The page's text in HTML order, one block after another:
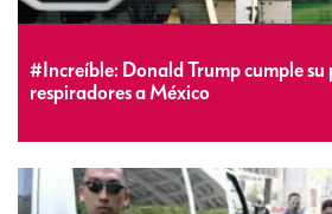
#Increíble: Donald Trump cumple
respiradores a México